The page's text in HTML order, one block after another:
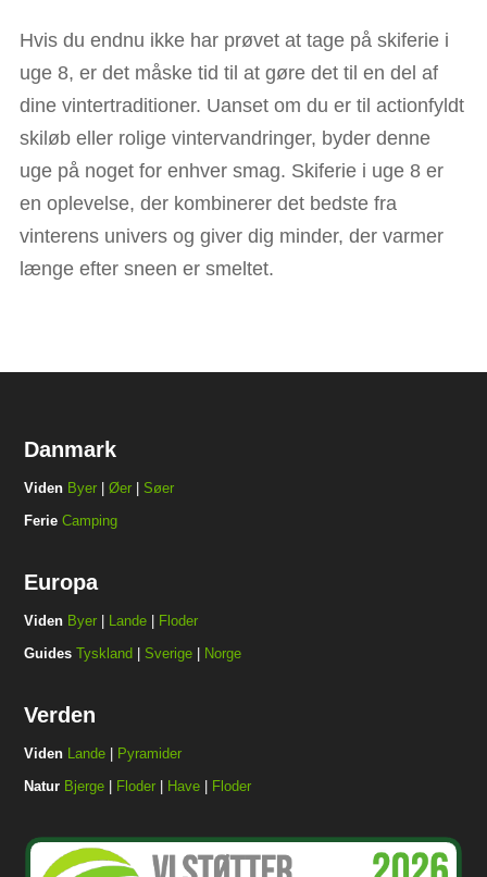
Hvis du endnu ikke har prøvet at tage på skiferie i
uge 8, er det måske tid til at gøre det til en del af
dine vintertraditioner. Uanset om du er til actionfyldt
skiløb eller rolige vintervandringer, byder denne
uge på noget for enhver smag. Skiferie i uge 8 er
en oplevelse, der kombinerer det bedste fra
vinterens univers og giver dig minder, der varmer
længe efter sneen er smeltet.
Danmark
Viden Byer |Øer |Søer
Ferie Camping
Europa
Viden Byer Lande
Floder
Guides Tyskland |Sverige Norge
Verden
Viden Lande
Pyramider
Natur Bjerge Floder Have Floder